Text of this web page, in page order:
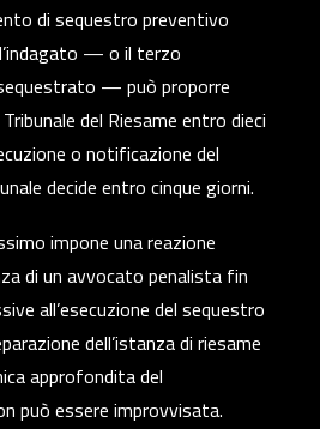
di sequestro preventivo
— o il terzo
— può proporre
del Riesameentrodieci
o notificazione del
decide entro cinque giorni.
impone una reazione
di un avvocato penalista fin
all’esecuzione del sequestro
dell’istanza di riesame
approfondita del
può essere improvvisata.